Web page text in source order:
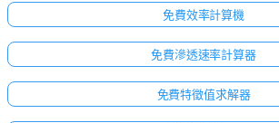
免費效率計算機
免費滲透速率計算器
免費特徵值求解器